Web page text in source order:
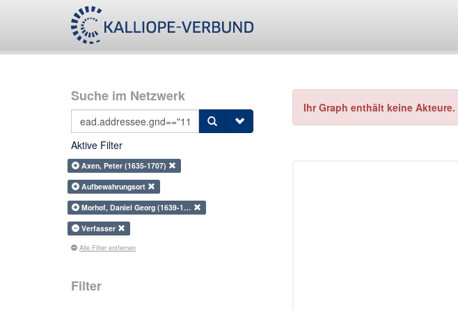
Suche im Netzwerk
Aktive Filter
Axen, Peter (1635-1707)
Aufbewahrungsort
Morhof, Daniel Georg (1639-1…
Verfasser
Alle Filter entfernen
Filter
Ihr Graph enthält keine Akteure.